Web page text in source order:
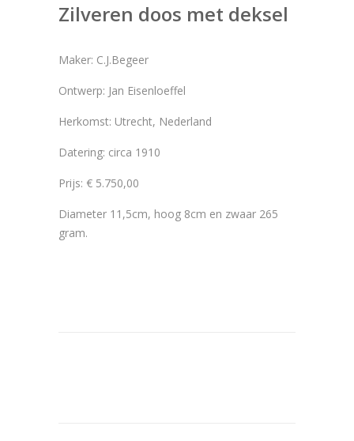
Zilveren doos met deksel
Maker: C.J.Begeer
Ontwerp: Jan Eisenloeffel
Herkomst: Utrecht, Nederland
Datering: circa 1910
Prijs: € 5.750,00
Diameter 11,5cm, hoog 8cm en zwaar 265
gram.